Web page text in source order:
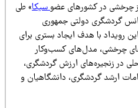
در کشورهای عضوسیکا» طی
گردشگری دولتی جمهوری
با هدف ایجاد بستری برای
مدل‌های کسب‌وکار
زنجیره‌های ارزش گردشگری،
ارشد گردشگری، دانشگاهیان و